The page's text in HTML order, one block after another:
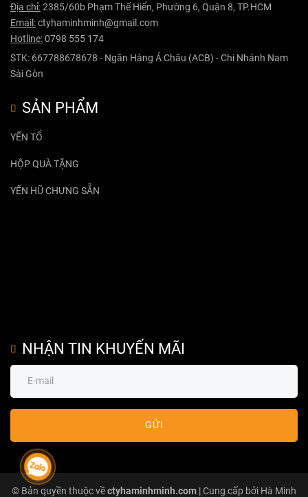
Địa chỉ:2385/60b Phạm Thế Hiển, Phường 6, Quận 8, TP.HCM
Email:ctyhaminhminh@gmail.com
Hotline:0798 555 174
STK: 667788678678 - Ngân Hàng Á Châu (ACB) - Chi Nhánh Nam
Sài Gòn
SẢN PHẨM
YẾN TỔ
HỘP QUÀ TẶNG
YẾN HŨ CHƯNG SẴN
NHẬN TIN KHUYẾN MÃI
GỬI
© Bản quyền thuộc vềctyhaminhminh.com | Cung cấp bởi Hà Minh